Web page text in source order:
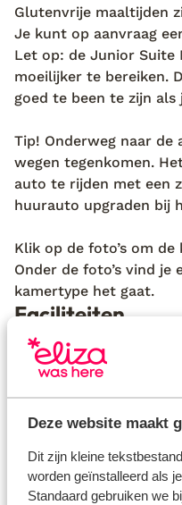
Deze website maakt
Dit zijn kleine
worden geïnstalleerd als
Standaard gebruiken we
Glutenvrije maaltijden
Je kunt op aanvraag
Let op: de Junior Suite
moeilijker te bereiken.
goed te been te zijn als
Tip! Onderweg naar de
wegen tegenkomen.
auto te rijden met een
huurauto upgraden bij
Klik op de foto’s om
Onder de foto’s vind je
kamertype het gaat.
Faciliteiten
Officiële
totaal aantal
receptie
check in
late aankomst
kluisje (op de